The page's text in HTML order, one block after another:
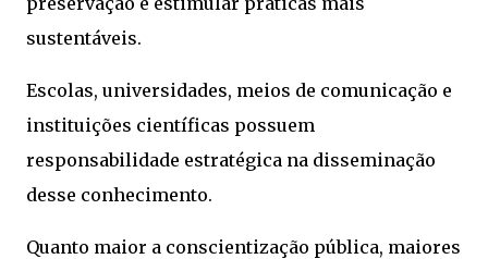
sustentáveis.
Escolas, universidades, meios de comunicação e
instituições científicas possuem
responsabilidade estratégica na disseminação
desse conhecimento.
Quanto maior a conscientização pública, maiores